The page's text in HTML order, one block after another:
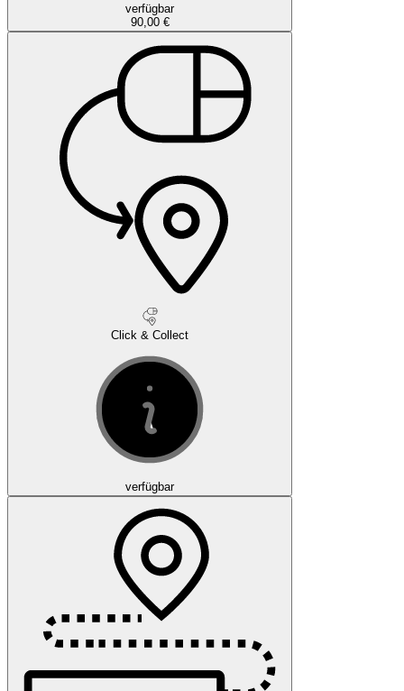
verfügbar
90,00 €
Click & Collect
verfügbar